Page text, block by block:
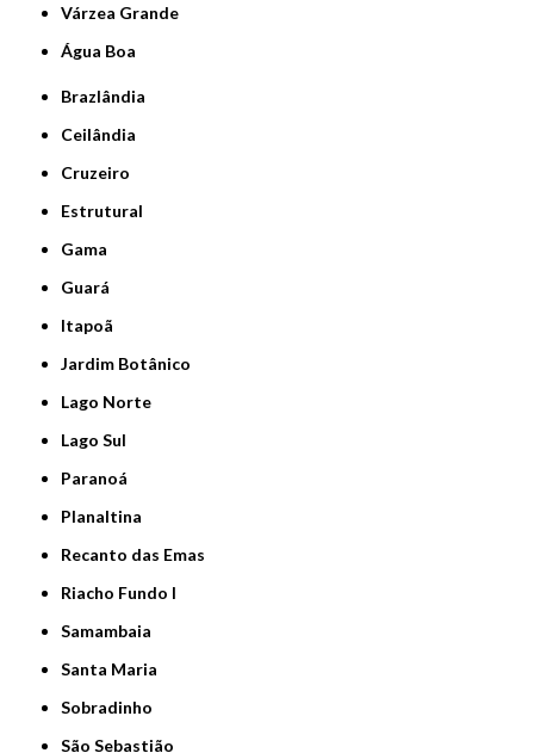
Várzea Grande
Água Boa
Brazlândia
Ceilândia
Cruzeiro
Estrutural
Gama
Guará
Itapoã
Jardim Botânico
Lago Norte
Lago Sul
Paranoá
Planaltina
Recanto das Emas
Riacho Fundo I
Samambaia
Santa Maria
Sobradinho
São Sebastião